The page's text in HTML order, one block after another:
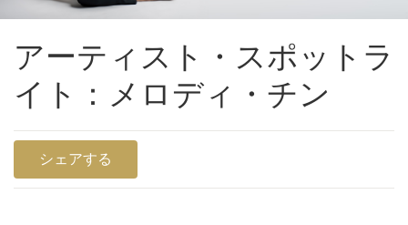
アーティスト・スポットラ
イト：メロディ・チン
シェアする